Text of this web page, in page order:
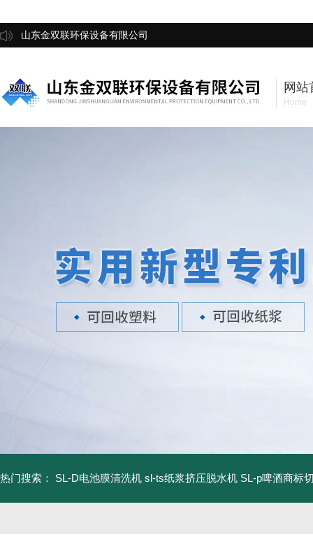
山东金双联环保设备有限公司
网站
Home
热门搜索： SL-D电池膜清洗机 sl-ts纸浆挤压脱水机 SL-p啤酒商标